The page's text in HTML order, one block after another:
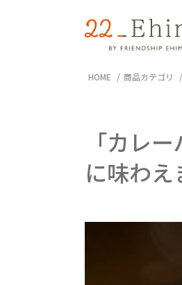
HOME 商品カテゴリ
「カレ
に味わ